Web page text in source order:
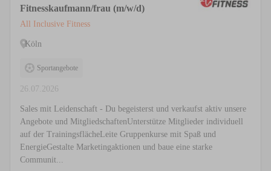
Fitnesskaufmann/frau (m/w/d)
All Inclusive Fitness
Köln
Sportangebote
26.07.2026
Sales mit Leidenschaft - Du begeisterst und verkaufst aktiv unsere
Angebote und MitgliedschaftenUnterstütze Mitglieder individuell
auf der TrainingsflächeLeite Gruppenkurse mit Spaß und
EnergieGestalte Marketingaktionen und baue eine starke
Communit...